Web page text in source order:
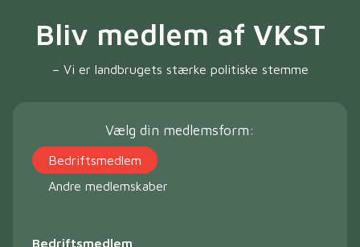
Bliv medlem af VKST
– Vi er landbrugets stærke politiske stemme
Vælg din medlemsform:
Bedriftsmedlem
Andre medlemskaber
Bedriftsmedlem